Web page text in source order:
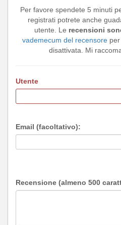
Per favore spendete 5 minuti
registrati potrete anche
utente. Le recensioni
vademecum del recensoreper
disattivata. Mi
Utente
Email (facoltativo):
Recensione (almeno 500